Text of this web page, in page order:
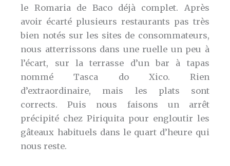
le Romaria de Baco déjà complet. Après
avoir écarté plusieurs restaurants pas très
bien notés sur les sites de consommateurs,
nous atterrissons dans une ruelle un peu à
l’écart, sur la terrasse d’un bar à tapas
nommé Tasca do Xico. Rien
d’extraordinaire, mais les plats sont
corrects. Puis nous faisons un arrêt
précipité chez Piriquita pour engloutir les
gâteaux habituels dans le quart d’heure qui
nous reste.